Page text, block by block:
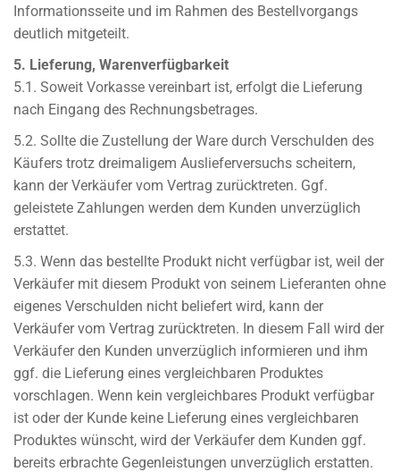
Informationsseite und im Rahmen des Bestellvorgangs
deutlich mitgeteilt.
5. Lieferung, Warenverfügbarkeit
5.1. Soweit Vorkasse vereinbart ist, erfolgt die Lieferung
nach Eingang des Rechnungsbetrages.
5.2. Sollte die Zustellung der Ware durch Verschulden des
Käufers trotz dreimaligem Auslieferversuchs scheitern,
kann der Verkäufer vom Vertrag zurücktreten. Ggf.
geleistete Zahlungen werden dem Kunden unverzüglich
erstattet.
5.3. Wenn das bestellte Produkt nicht verfügbar ist, weil der
Verkäufer mit diesem Produkt von seinem Lieferanten ohne
eigenes Verschulden nicht beliefert wird, kann der
Verkäufer vom Vertrag zurücktreten. In diesem Fall wird der
Verkäufer den Kunden unverzüglich informieren und ihm
ggf. die Lieferung eines vergleichbaren Produktes
vorschlagen. Wenn kein vergleichbares Produkt verfügbar
ist oder der Kunde keine Lieferung eines vergleichbaren
Produktes wünscht, wird der Verkäufer dem Kunden ggf.
bereits erbrachte Gegenleistungen unverzüglich erstatten.